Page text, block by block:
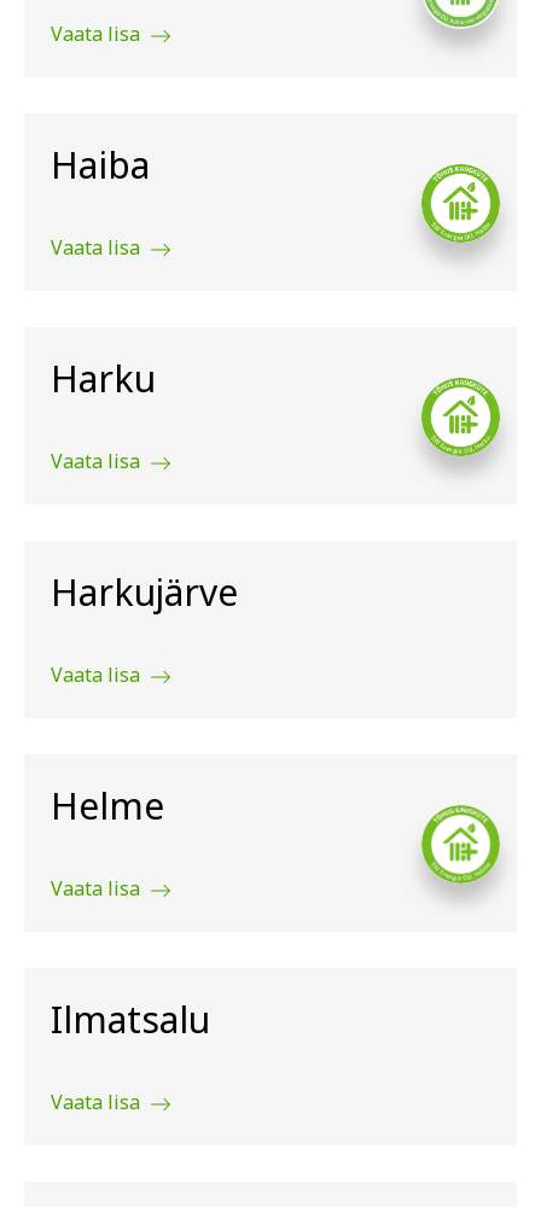
Vaata lisa
Haiba
Vaata lisa
Harku
Vaata lisa
Harkujärve
Vaata lisa
Helme
Vaata lisa
Ilmatsalu
Vaata lisa